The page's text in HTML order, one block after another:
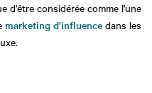
d'être considérée comme l'une
marketing d'influence dans les